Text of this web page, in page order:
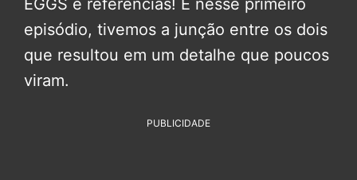
EGGS e referências! E nesse primeiro
episódio, tivemos a junção entre os dois
que resultou em um detalhe que poucos
viram.
PUBLICIDADE